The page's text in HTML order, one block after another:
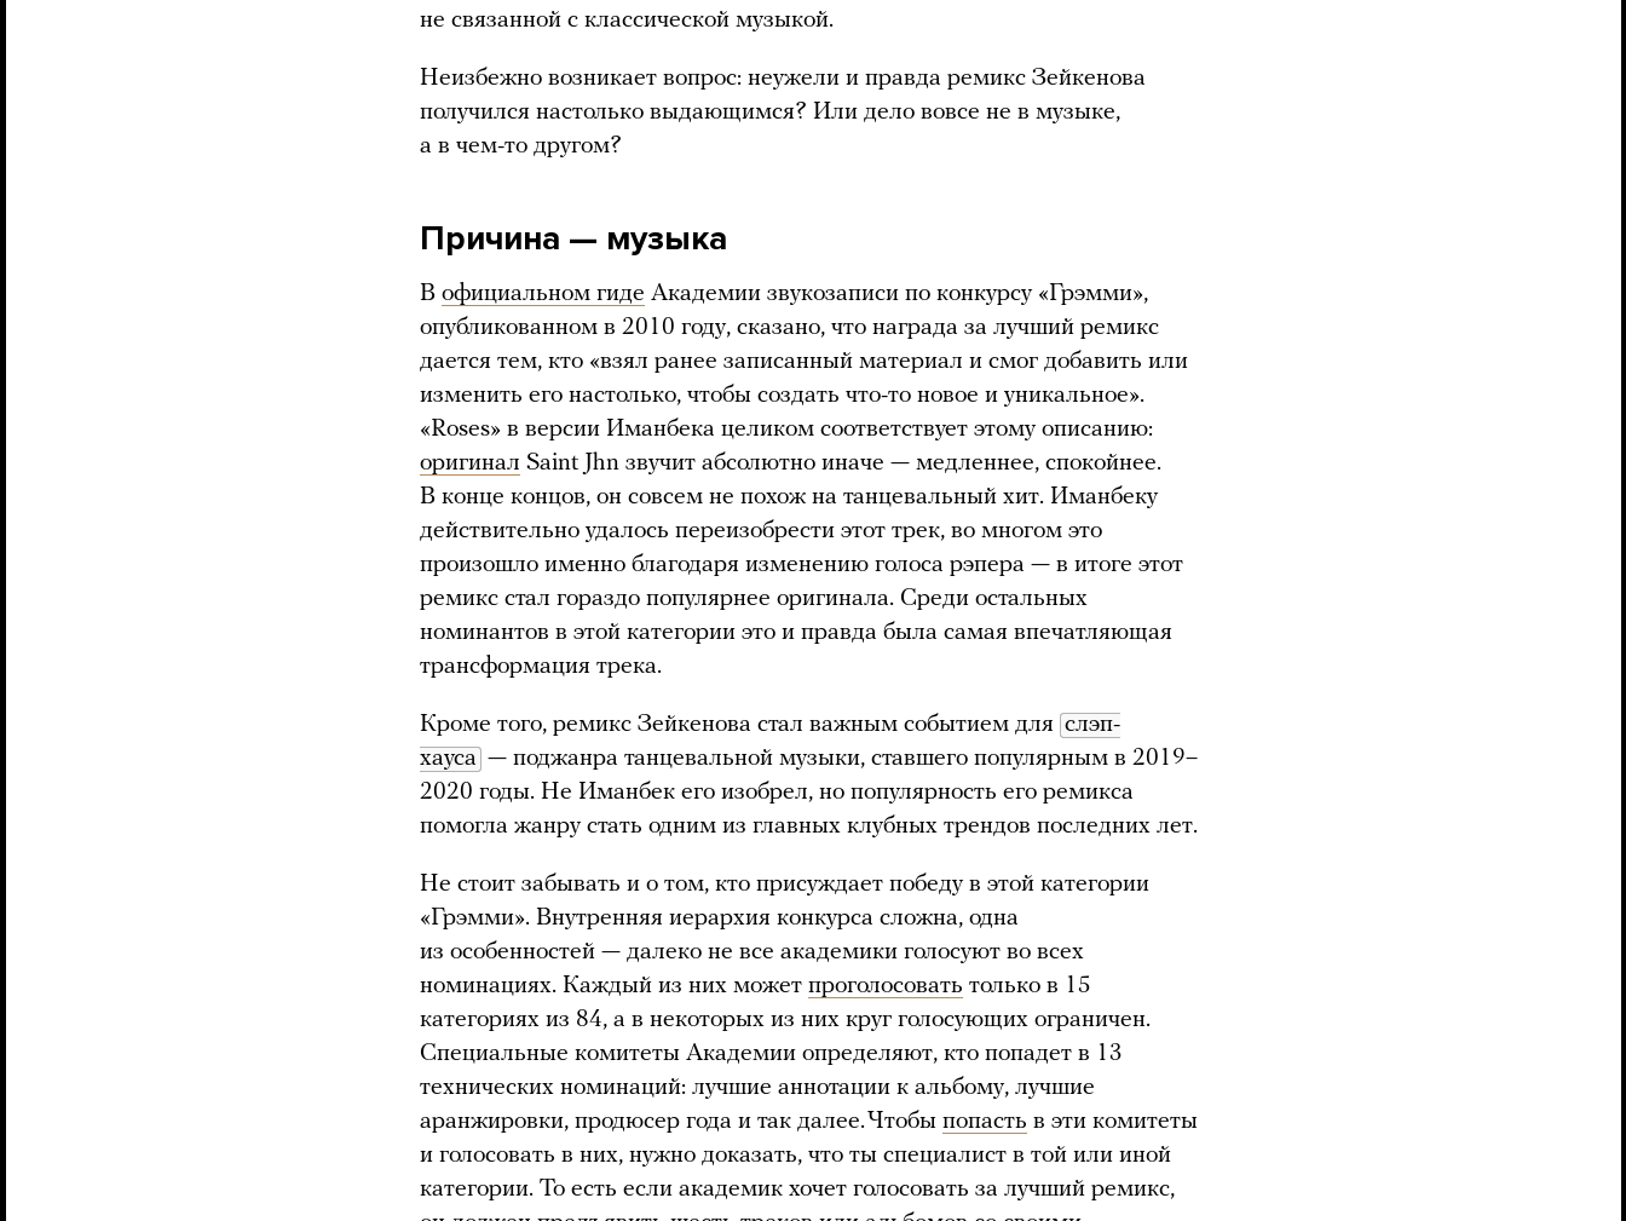
не связанной с классической музыкой.
Неизбежно возникает вопрос: неужели и правда ремикс Зейкенова
получился настолько выдающимся? Или дело вовсе не в музыке,
а в чем-то другом?
Причина — музыка
В официальном гиде Академии звукозаписи по конкурсу «Грэмми»,
опубликованном в 2010 году, сказано, что награда за лучший ремикс
дается тем, кто «взял ранее записанный материал и смог добавить или
изменить его настолько, чтобы создать что-то новое и уникальное».
«Roses» в версии Иманбека целиком соответствует этому описанию:
оригинал Saint Jhn звучит абсолютно иначе — медленнее, спокойнее.
В конце концов, он совсем не похож на танцевальный хит. Иманбеку
действительно удалось переизобрести этот трек, во многом это
произошло именно благодаря изменению голоса рэпера — в итоге этот
ремикс стал гораздо популярнее оригинала. Среди остальных
номинантов в этой категории это и правда была самая впечатляющая
трансформация трека.
Кроме того, ремикс Зейкенова стал важным событием для слэп-
хауса — поджанра танцевальной музыки, ставшего популярным в 2019–
2020 годы. Не Иманбек его изобрел, но популярность его ремикса
помогла жанру стать одним из главных клубных трендов последних лет.
Не стоит забывать и о том, кто присуждает победу в этой категории
«Грэмми». Внутренняя иерархия конкурса сложна, одна
из особенностей — далеко не все академики голосуют во всех
номинациях. Каждый из них может проголосовать только в 15
категориях из 84, а в некоторых из них круг голосующих ограничен.
Специальные комитеты Академии определяют, кто попадет в 13
технических номинаций: лучшие аннотации к альбому, лучшие
аранжировки, продюсер года и так далее. Чтобы попасть в эти комитеты
и голосовать в них, нужно доказать, что ты специалист в той или иной
категории. То есть если академик хочет голосовать за лучший ремикс,